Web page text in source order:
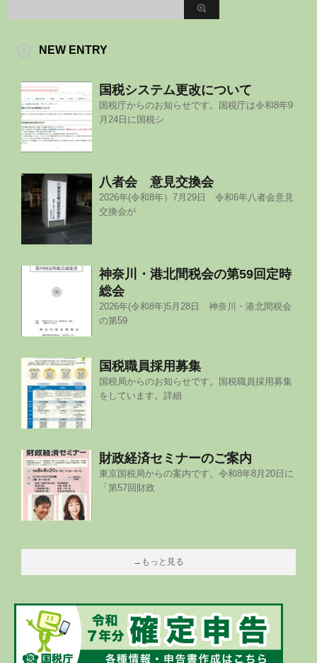
NEW ENTRY
国税システム更改について
国税庁からのお知らせです。国税庁は令和8年9
月24日に国税シ
八者会 意見交換会
2026年(令和8年）7月29日 令和6年八者会意見
交換会が
神奈川・港北間税会の第59回定時
総会
2026年(令和8年)5月28日 神奈川・港北間税会
の第59
国税職員採用募集
国税局からのお知らせです。国税職員採用募集
をしています。詳細
財政経済セミナーのご案内
東京国税局からの案内です。令和8年8月20日に
「第57回財政
→もっと見る